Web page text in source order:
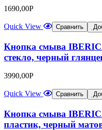
1690,00Р
Quick View Сравнить
Кнопка смыва
стекло, черный
3990,00Р
Quick View Сравнить
Кнопка смыва
пластик, черный